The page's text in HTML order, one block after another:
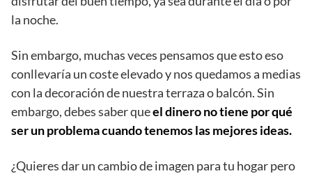
la noche.
Sin embargo, muchas veces pensamos que esto eso
conllevaría un coste elevado y nos quedamos a medias
con la decoración de nuestra terraza o balcón. Sin
embargo, debes saber queel dinero no tiene por qué
ser un problema cuando tenemos las mejores ideas.
¿Quieres dar un cambio de imagen para tu hogar pero